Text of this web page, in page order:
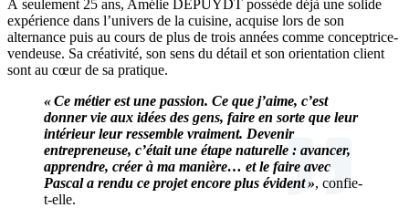
À seulement 25 ans, Amélie DEPUYDT possède déjà une solide
expérience dans l’univers de la cuisine, acquise lors de son
alternance puis au cours de plus de trois années comme conceptrice-
vendeuse. Sa créativité, son sens du détail et son orientation client
sont au cœur de sa pratique.
« Ce métier est une passion. Ce que j’aime, c’est
donner vie aux idées des gens, faire en sorte que leur
intérieur leur ressemble vraiment. Devenir
entrepreneuse, c’était une étape naturelle : avancer,
apprendre, créer à ma manière… et le faire avec
Pascal a rendu ce projet encore plus évident », confie-
t-elle.